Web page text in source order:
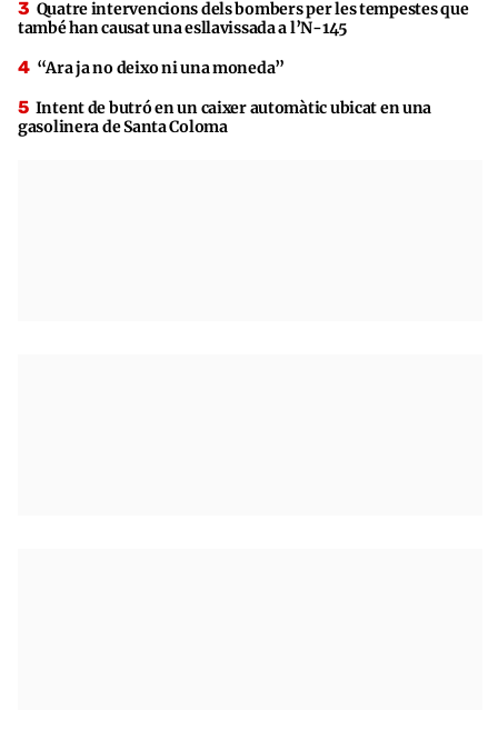
Quatre intervencions dels bombers per les tempestes que
també han causat una esllavissada a l’N-145
“Ara ja no deixo ni una moneda”
Intent de butró en un caixer automàtic ubicat en una
gasolinera de Santa Coloma